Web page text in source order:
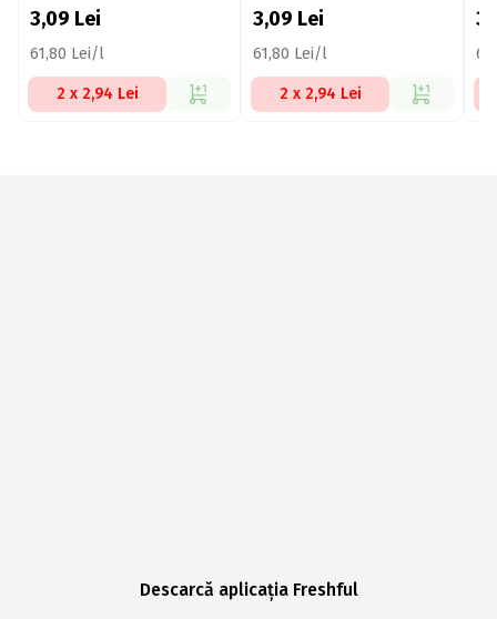
3,09 Lei
61,80 Lei/l
2 x 2,94 Lei
3,09 Lei
61,80 Lei/l
2 x 2,94 Lei
Descarcă aplicația Freshful